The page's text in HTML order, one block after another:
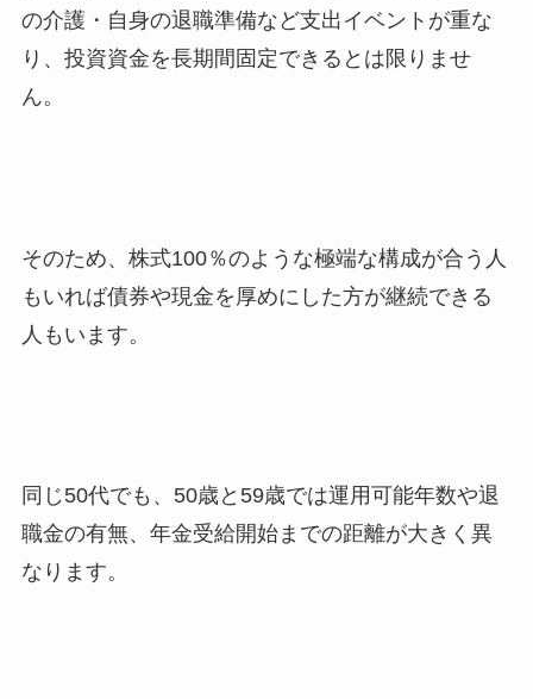
の介護・自身の退職準備など支出イベントが重な
り、投資資金を長期間固定できるとは限りませ
ん。
そのため、株式100％のような極端な構成が合う人
もいれば債券や現金を厚めにした方が継続できる
人もいます。
同じ50代でも、50歳と59歳では運用可能年数や退
職金の有無、年金受給開始までの距離が大きく異
なります。